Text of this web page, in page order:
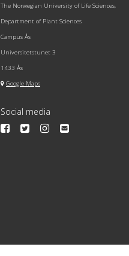
The Norwegian University of Life Sciences,
Department of Plant Sciences
Campus Ås
Universitetstunet 3
1433 Ås
Google Maps
Social media